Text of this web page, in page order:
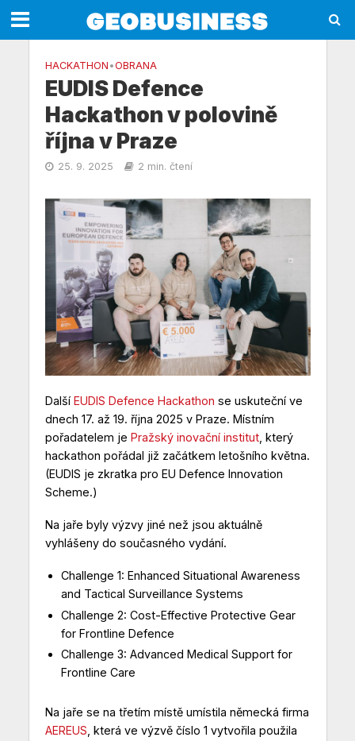
HACKATHON •OBRANA
EUDIS Defence
Hackathon v polovině
října v Praze
25. 9. 2025 2 min. čtení
Další EUDIS Defence Hackathon se uskuteční ve
dnech 17. až 19. října 2025 v Praze. Místním
pořadatelem je Pražský inovační institut, který
hackathon pořádal již začátkem letošního května.
(EUDIS je zkratka pro EU Defence Innovation
Scheme.)
Na jaře byly výzvy jiné než jsou aktuálně
vyhlášeny do současného vydání.
Challenge 1: Enhanced Situational Awareness
and Tactical Surveillance Systems
Challenge 2: Cost-Effective Protective Gear
for Frontline Defence
Challenge 3: Advanced Medical Support for
Frontline Care
Na jaře se na třetím místě umístila německá firma
AEREUS , která ve výzvě číslo 1 vytvořila použila